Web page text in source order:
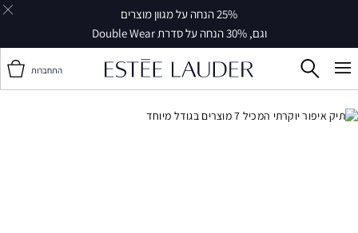
25% הנחה על מגוון מוצרים
וגם, 30% הנחה על סדרת Double Wear
התחברות